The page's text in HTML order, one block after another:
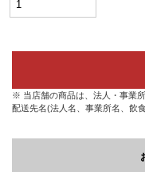
※ 当店舗の商品は、法人・事業
配送先名(法人名、事業所名、飲